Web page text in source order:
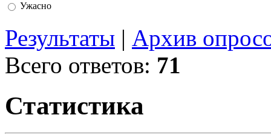
Ужасно
Результаты | Архив
Всего ответов: 71
Статистика